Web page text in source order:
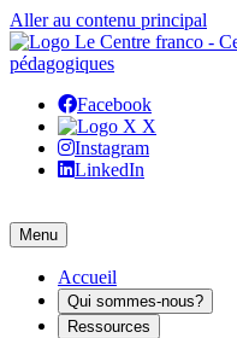
Aller au contenu principal
Facebook
X
Instagram
LinkedIn
Menu
Accueil
Qui sommes-nous?
Ressources